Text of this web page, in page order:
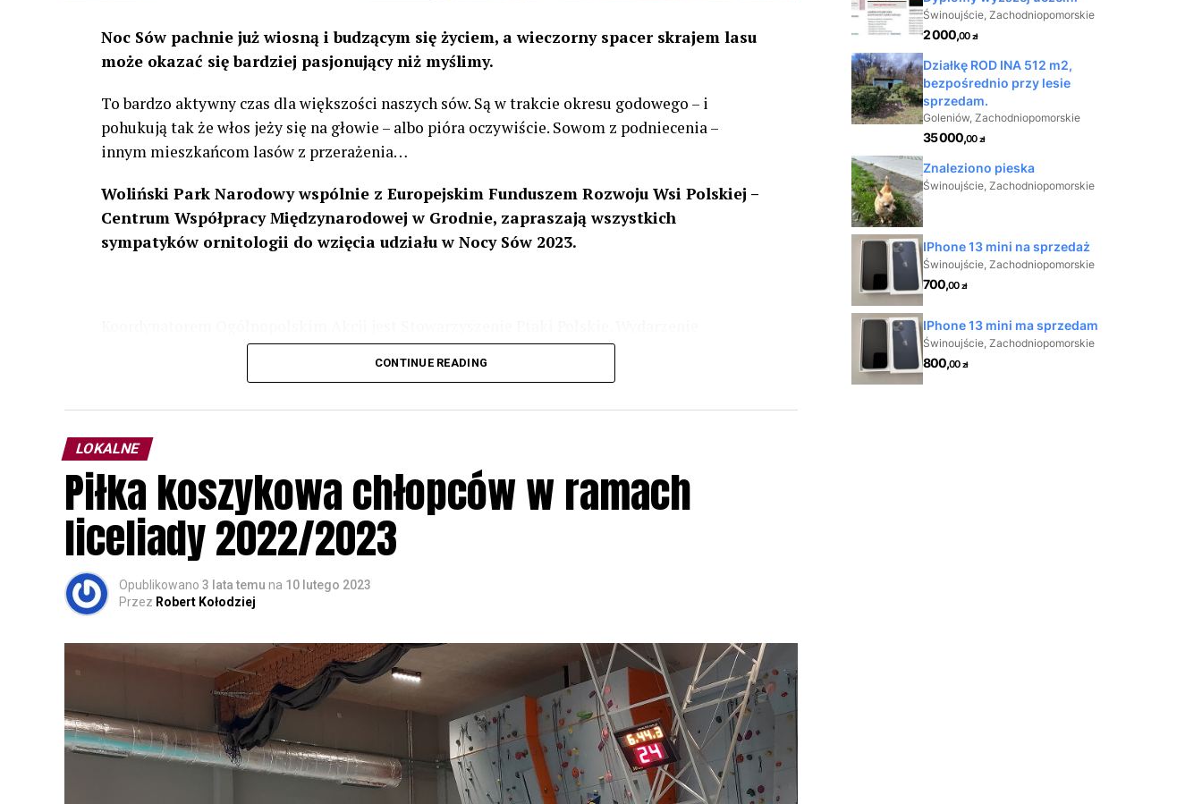
Noc Sów pachnie już wiosną i budzącym się życiem, a wieczorny spacer skrajem lasu
może okazać się bardziej pasjonujący niż myślimy.
To bardzo aktywny czas dla większości naszych sów. Są w trakcie okresu godowego – i
pohukują tak że włos jeży się na głowie – albo pióra oczywiście. Sowom z podniecenia –
innym mieszkańcom lasów z przerażenia…
Woliński Park Narodowy wspólnie z Europejskim Funduszem Rozwoju Wsi Polskiej –
Centrum Współpracy Międzynarodowej w Grodnie, zapraszają wszystkich
sympatyków ornitologii do wzięcia udziału w Nocy Sów 2023.
odbędzie się w dniach24 i 25 lutego 2023 r. wg harmonogramu przedstawionego na
Wszystkich uczestników zapraszamy do udziału w Akcji, włączenia się w aktywne
rozpoznawanie głosów sów i wymianę doświadczeń przy grillu.Na wydarzenie obowiązują
zapisy.
CONTINUE READING
LOKALNE
Piłka koszykowa chłopców w ramach
liceliady 2022/2023
Opublikowano 3 lata temu na 10 lutego 2023
Przez Robert Kołodziej